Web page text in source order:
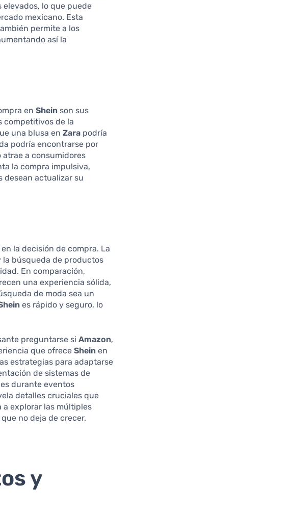
elevados, lo que puede
mexicano. Esta
permite a los
así la
enShein son sus
competitivos de la
una blusa enZara podría
podría encontrarse por
atrae a consumidores
la compra impulsiva,
desean actualizar su
la decisión de compra. La
la búsqueda de productos
En comparación,
una experiencia sólida,
de moda sea un
es rápido y seguro, lo
preguntarse siAmazon,
que ofreceShein en
estrategias para adaptarse
de sistemas de
durante eventos
detalles cruciales que
explorar las múltiples
no deja de crecer.
y